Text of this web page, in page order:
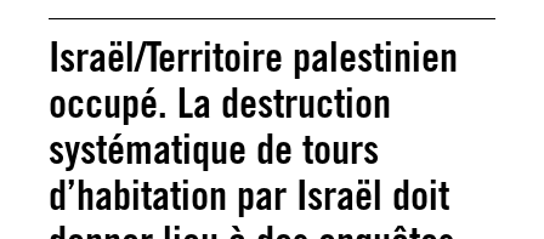
Israël/Territoire palestinien
occupé. La destruction
systématique de tours
d’habitation par Israël doit